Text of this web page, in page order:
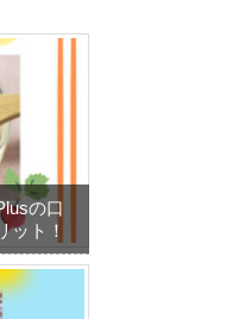
の口
ット！